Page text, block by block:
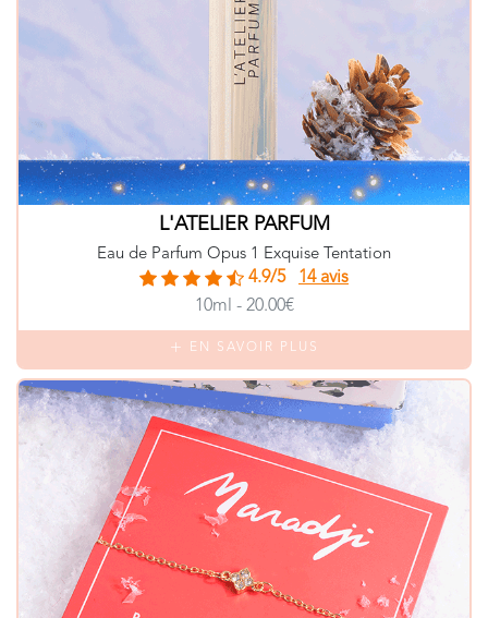
L'ATELIER PARFUM
Eau de Parfum Opus 1 Exquise Tentation
4.9/5
14 avis
10ml - 20.00€
EN SAVOIR PLUS